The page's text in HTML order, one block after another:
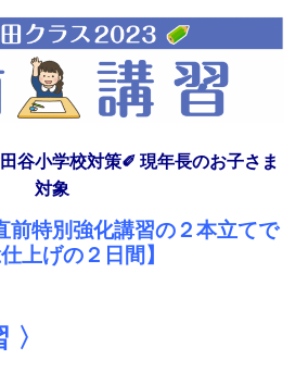
谷小学校対策✐ 現年長のお子さま
対象
前特別強化講習の２本立てで
上げの２日間】
〉